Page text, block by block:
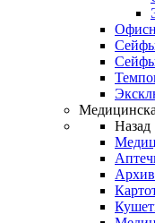
Сейфы
Назад